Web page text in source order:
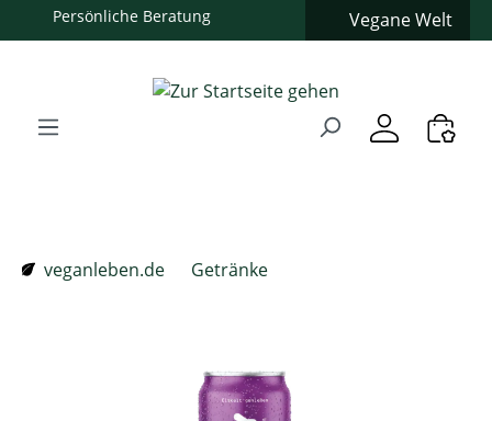
Zum Hauptinhalt springen
Zur Hauptnavigation springen
Persönliche Beratung Vegane Welt
veganleben.de
Getränke
Bildergalerie überspringen